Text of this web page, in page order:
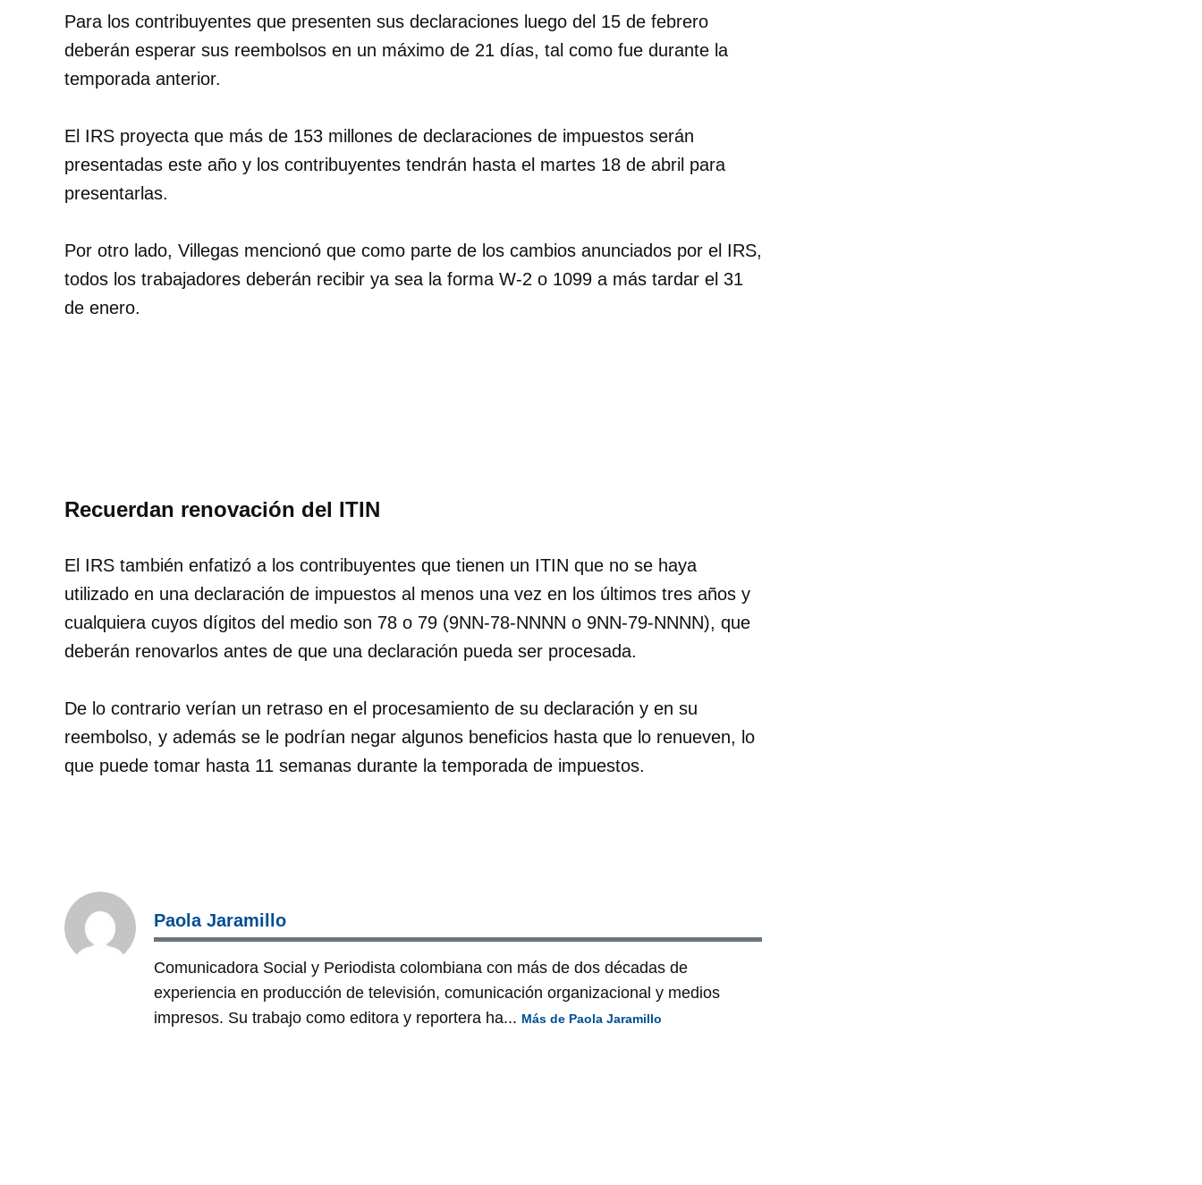
Para los contribuyentes que presenten sus declaraciones luego del 15 de febrero
deberán esperar sus reembolsos en un máximo de 21 días, tal como fue durante la
temporada anterior.
El IRS proyecta que más de 153 millones de declaraciones de impuestos serán
presentadas este año y los contribuyentes tendrán hasta el martes 18 de abril para
presentarlas.
Por otro lado, Villegas mencionó que como parte de los cambios anunciados por el IRS,
todos los trabajadores deberán recibir ya sea la forma W-2 o 1099 a más tardar el 31
de enero.
Recuerdan renovación del ITIN
El IRS también enfatizó a los contribuyentes que tienen un ITIN que no se haya
utilizado en una declaración de impuestos al menos una vez en los últimos tres años y
cualquiera cuyos dígitos del medio son 78 o 79 (9NN-78-NNNN o 9NN-79-NNNN), que
deberán renovarlos antes de que una declaración pueda ser procesada.
De lo contrario verían un retraso en el procesamiento de su declaración y en su
reembolso, y además se le podrían negar algunos beneficios hasta que lo renueven, lo
que puede tomar hasta 11 semanas durante la temporada de impuestos.
Paola Jaramillo
Comunicadora Social y Periodista colombiana con más de dos décadas de
experiencia en producción de televisión, comunicación organizacional y medios
impresos. Su trabajo como editora y reportera ha... Más de Paola Jaramillo